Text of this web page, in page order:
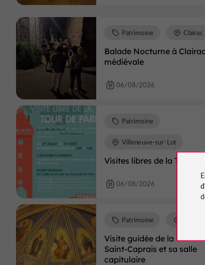
Balade Nocturne à
médiévale
Patrimoine Clairac
06/08/2026
Visites libres de la Tour de
Patrimoine
Villeneuve-sur-Lot
06/08/2026
Visite guidée de la
Saint-Caprais et sa salle
capitulaire
Patrimoine